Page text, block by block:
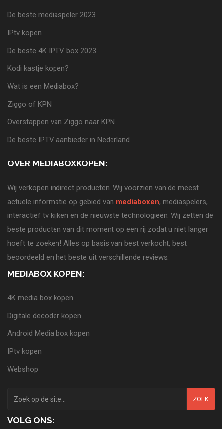
De beste mediaspeler 2023
IPtv kopen
De beste 4K IPTV box 2023
Kodi kastje kopen?
Wat is een Mediabox?
Ziggo of KPN
Overstappen van Ziggo naar KPN
De beste IPTV aanbieder in Nederland
OVER MEDIABOXKOPEN:
Wij verkopen indirect producten. Wij voorzien van de meest
actuele informatie op gebied van mediaboxen, mediaspelers,
interactief tv kijken en de nieuwste technologieën. Wij zetten de
beste producten van dit moment op een rij zodat u niet langer
hoeft te zoeken! Alles op basis van best verkocht, best
beoordeeld en het beste uit verschillende reviews.
MEDIABOX KOPEN:
4K media box kopen
Digitale decoder kopen
Android Media box kopen
IPtv kopen
Webshop
ZOEK
VOLG ONS: